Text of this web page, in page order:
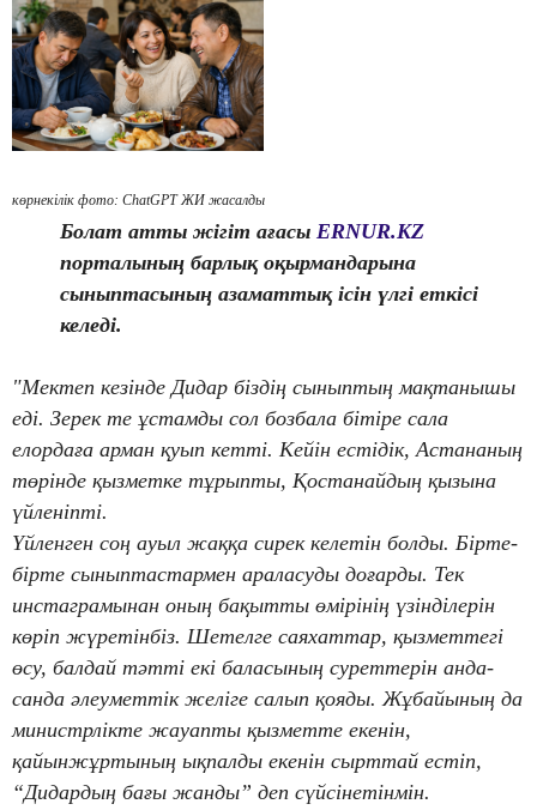
көрнекілік фото: ChatGPT ЖИ жасалды
Болат атты жігіт ағасы ERNUR.KZ
порталының барлық оқырмандарына
сыныптасының азаматтық ісін үлгі еткісі
келеді.
"Мектеп кезінде Дидар біздің сыныптың мақтанышы
еді. Зерек те ұстамды сол бозбала бітіре сала
елордаға арман қуып кетті. Кейін естідік, Астананың
төрінде қызметке тұрыпты, Қостанайдың қызына
үйленіпті.
Үйленген соң ауыл жаққа сирек келетін болды. Бірте-
бірте сыныптастармен араласуды доғарды. Тек
инстаграмынан оның бақытты өмірінің үзінділерін
көріп жүретінбіз. Шетелге саяхаттар, қызметтегі
өсу, балдай тәтті екі баласының суреттерін анда-
санда әлеуметтік желіге салып қояды. Жұбайының да
министрлікте жауапты қызметте екенін,
қайынжұртының ықпалды екенін сырттай естіп,
“Дидардың бағы жанды” деп сүйсінетінмін.